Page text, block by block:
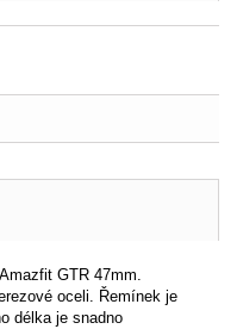
GTR 47mm.
oceli. Řemínek je
délka je snadno